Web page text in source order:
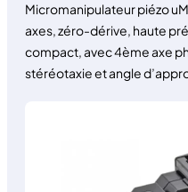
Micromanipulateur piézo
axes, zéro-dérive, haute
compact, avec 4ème axe
stéréotaxie et angle